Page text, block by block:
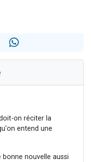
un don pour Sauvez la jambe de Yohan
étudier en groupe sur Zoom
on réciter la
entend une
nouvelle aussi